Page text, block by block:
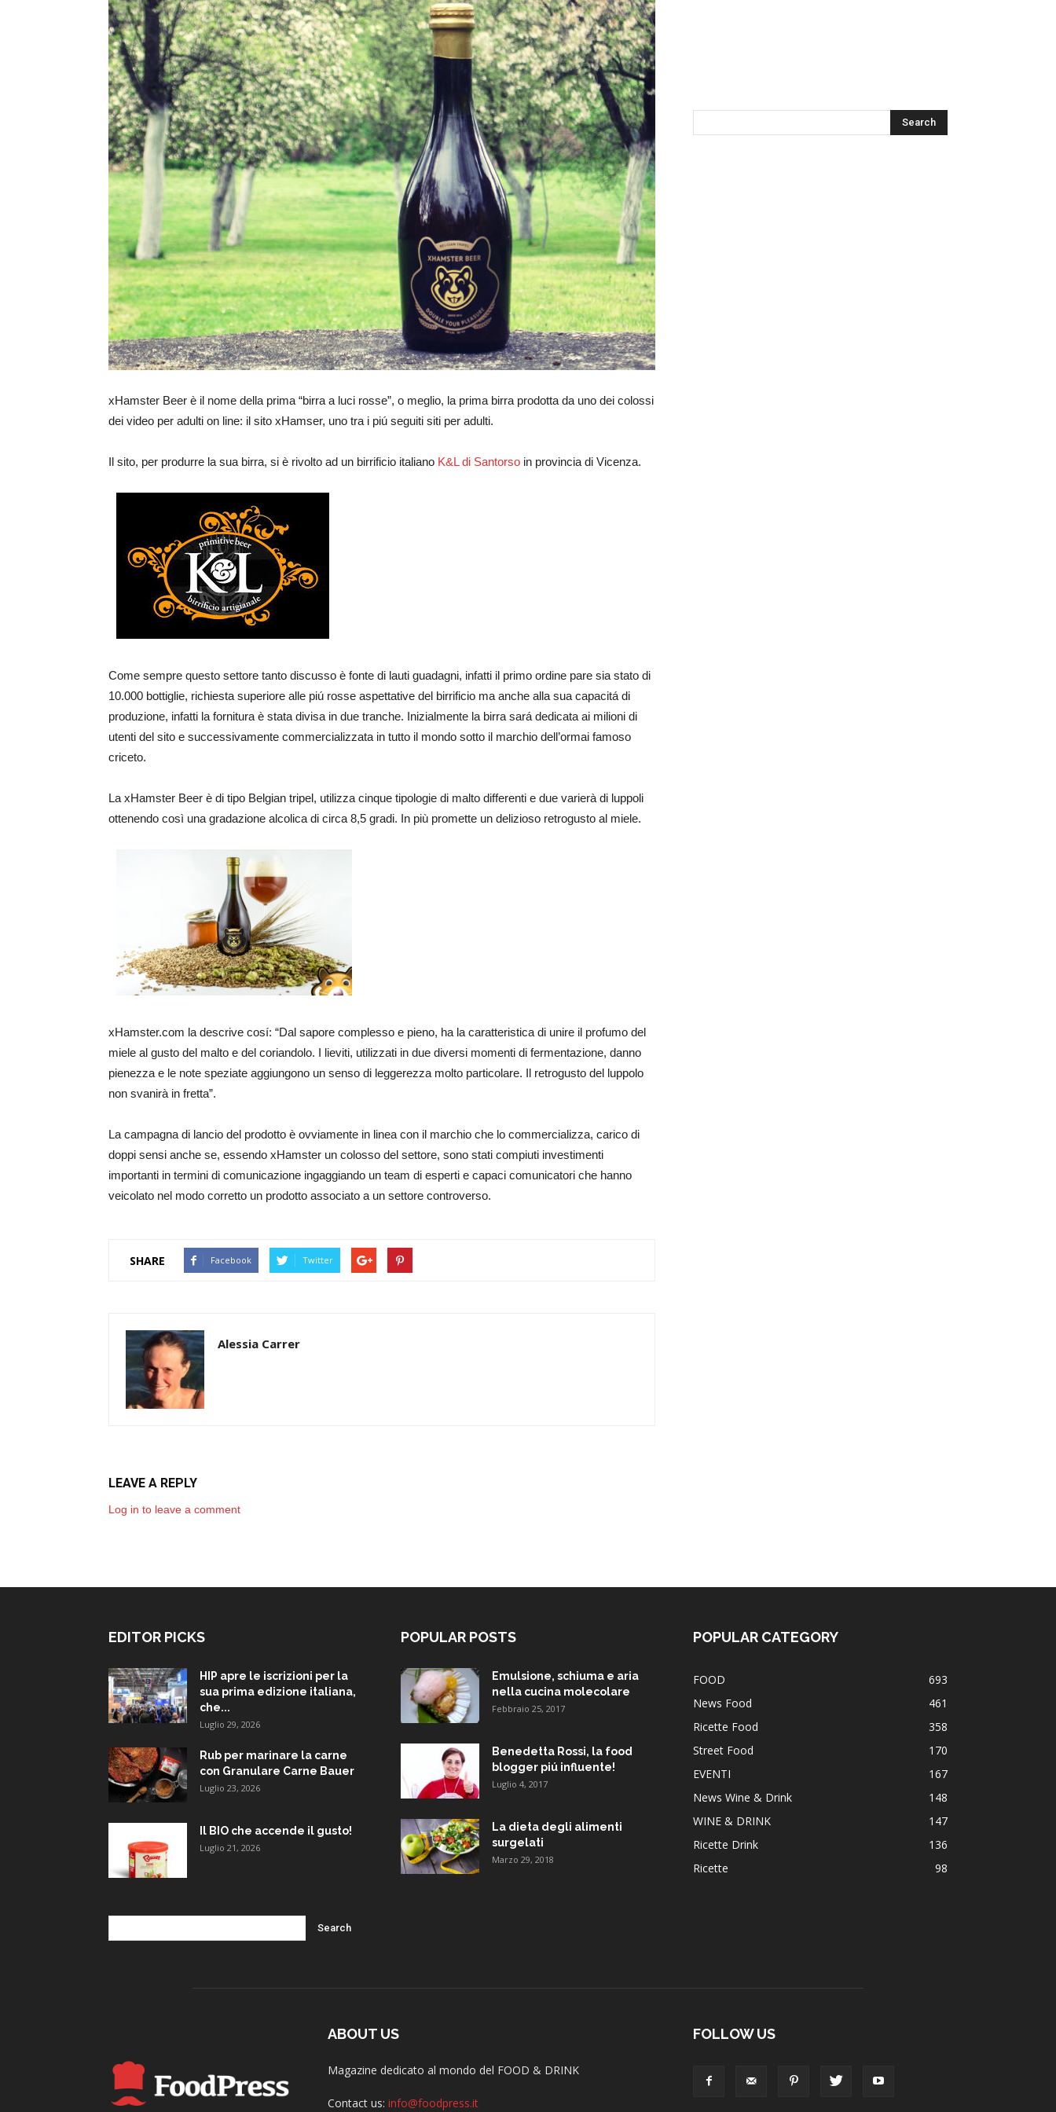
xHamster Beer è il nome della prima “birra a luci rosse”, o meglio, la prima birra prodotta da uno dei colossi
dei video per adulti on line: il sito xHamser, uno tra i piú seguiti siti per adulti.
Il sito, per produrre la sua birra, si è rivolto ad un birrificio italiano K&L di Santorso in provincia di Vicenza.
Come sempre questo settore tanto discusso è fonte di lauti guadagni, infatti il primo ordine pare sia stato di
10.000 bottiglie, richiesta superiore alle piú rosse aspettative del birrificio ma anche alla sua capacitá di
produzione, infatti la fornitura è stata divisa in due tranche. Inizialmente la birra sará dedicata ai milioni di
utenti del sito e successivamente commercializzata in tutto il mondo sotto il marchio dell’ormai famoso
criceto.
La xHamster Beer è di tipo Belgian tripel, utilizza cinque tipologie di malto differenti e due varierà di luppoli
ottenendo così una gradazione alcolica di circa 8,5 gradi. In più promette un delizioso retrogusto al miele.
xHamster.com la descrive cosí: “Dal sapore complesso e pieno, ha la caratteristica di unire il profumo del
miele al gusto del malto e del coriandolo. I lieviti, utilizzati in due diversi momenti di fermentazione, danno
pienezza e le note speziate aggiungono un senso di leggerezza molto particolare. Il retrogusto del luppolo
non svanirà in fretta”.
La campagna di lancio del prodotto è ovviamente in linea con il marchio che lo commercializza, carico di
doppi sensi anche se, essendo xHamster un colosso del settore, sono stati compiuti investimenti
importanti in termini di comunicazione ingaggiando un team di esperti e capaci comunicatori che hanno
veicolato nel modo corretto un prodotto associato a un settore controverso.
SHARE Facebook Twitter
Alessia Carrer
LEAVE A REPLY
Log in to leave a comment
EDITOR PICKS
HIP apre le iscrizioni per la
sua prima edizione italiana,
che...
Luglio 29, 2026
Rub per marinare la carne
con Granulare Carne Bauer
Luglio 23, 2026
Il BIO che accende il gusto!
Luglio 21, 2026
POPULAR POSTS
Emulsione, schiuma e aria
nella cucina molecolare
Febbraio 25, 2017
Benedetta Rossi, la food
blogger piú influente!
Luglio 4, 2017
La dieta degli alimenti
surgelati
Marzo 29, 2018
POPULAR CATEGORY
FOOD
693
News Food
461
Ricette Food
358
Street Food
170
EVENTI
167
News Wine & Drink
148
WINE & DRINK
147
Ricette Drink
136
Ricette
98
ABOUT US
Magazine dedicato al mondo del FOOD & DRINK
Contact us: info@foodpress.it
FOLLOW US